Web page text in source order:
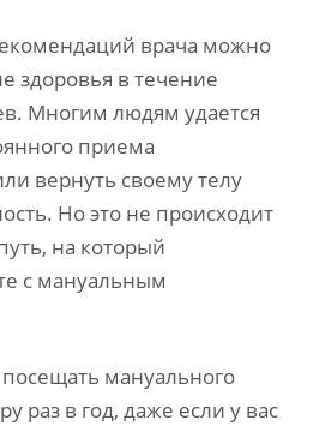
врача можно
здоровья в течение
Многим людям удается
приема
вернуть своему телу
Но это не происходит
на который
с мануальным
мануального
раз в год, даже если у вас